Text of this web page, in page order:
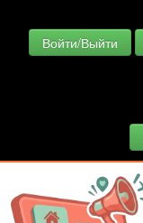
Войти/Выйти